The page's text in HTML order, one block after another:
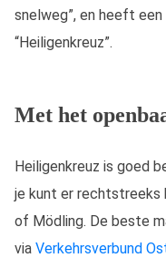
snelweg”, en heeft
“Heiligenkreuz”.
Met het
Heiligenkreuz is goed
je kunt er rechtstreeks
of Mödling. De beste
via Verkehrsverbund